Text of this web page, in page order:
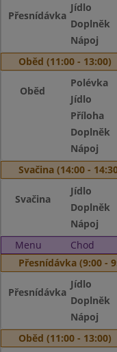
Přesnídávka
Jídlo
Doplněk
Nápoj
Oběd (11:00 - 13:00)
Oběd
Polévka
Jídlo
Příloha
Doplněk
Nápoj
Svačina (14:00 -
Svačina
Jídlo
Doplněk
Nápoj
Menu
Chod
Přesnídávka (9:00 -
Přesnídávka
Jídlo
Doplněk
Nápoj
Oběd (11:00 - 13:00)